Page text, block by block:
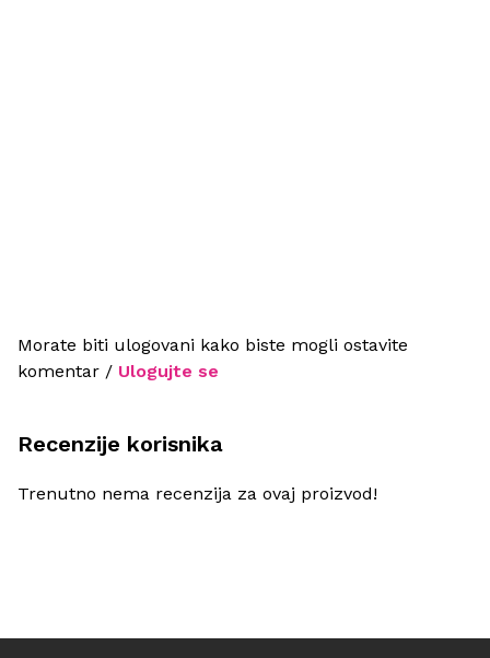
Morate biti ulogovani kako biste mogli ostavite
komentar / Ulogujte se
Recenzije korisnika
Trenutno nema recenzija za ovaj proizvod!